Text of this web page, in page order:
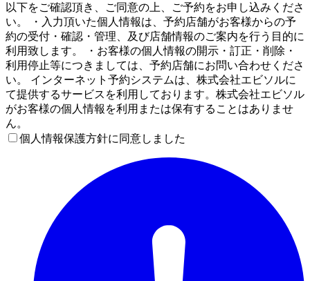
以下をご確認頂き、ご同意の上、ご予約をお申し込みくださ
い。 ・入力頂いた個人情報は、予約店舗がお客様からの予
約の受付・確認・管理、及び店舗情報のご案内を行う目的に
利用致します。 ・お客様の個人情報の開示・訂正・削除・
利用停止等につきましては、予約店舗にお問い合わせくださ
い。 インターネット予約システムは、株式会社エビソルに
て提供するサービスを利用しております。株式会社エビソル
がお客様の個人情報を利用または保有することはありませ
ん。
個人情報保護方針に同意しました